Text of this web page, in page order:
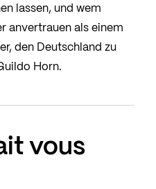
lassen, und wem
anvertrauen als einem
den Deutschland zu
Horn.
vous